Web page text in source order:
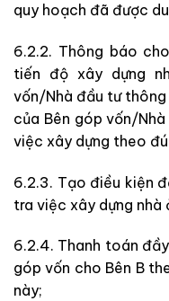
quy hoạch đã được
6.2.2. Thông báo
tiến độ xây dựng
vốn/Nhà đầu tư
của Bên góp vốn/
việc xây dựng theo
6.2.3. Tạo điều kiện
tra việc xây dựng nhà
6.2.4. Thanh toán
góp vốn cho Bên B
này;